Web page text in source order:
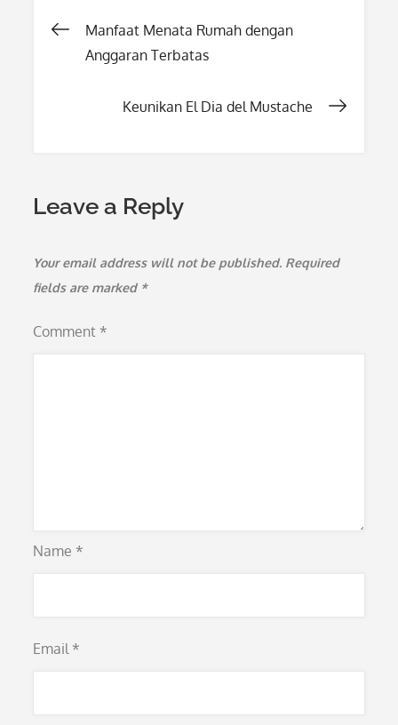
Post
Manfaat Menata Rumah dengan
Anggaran Terbatas
Keunikan El Dia del Mustache
Leave a Reply
Your email address will not be published. Required
fields are marked *
Comment *
Name *
Email *